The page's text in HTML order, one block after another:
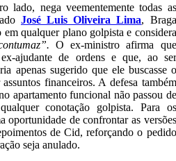
lado, nega veementemente todas as
José Luis Oliveira Lima, Braga
qualquer plano golpista e considera
O ex-ministro afirma que
ajudante de ordens e que, ao ser
apenas sugerido que ele buscasse o
financeiros. A defesa também
apartamento funcional não passou de
conotação golpista. Para os
oportunidade de confrontar as versões
de Cid, reforçando o pedido
seja anulado.